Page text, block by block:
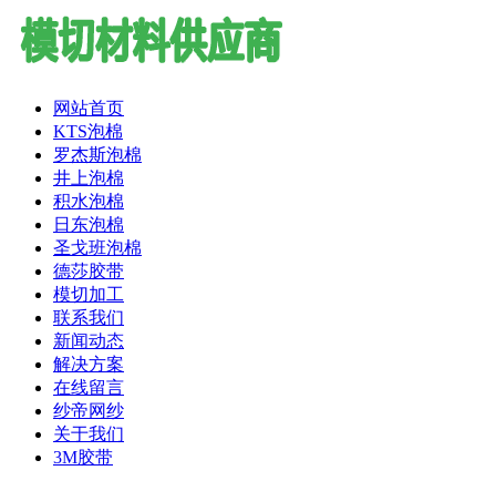
网站首页
KTS泡棉
罗杰斯泡棉
井上泡棉
积水泡棉
日东泡棉
圣戈班泡棉
德莎胶带
模切加工
联系我们
新闻动态
解决方案
在线留言
纱帝网纱
关于我们
3M胶带